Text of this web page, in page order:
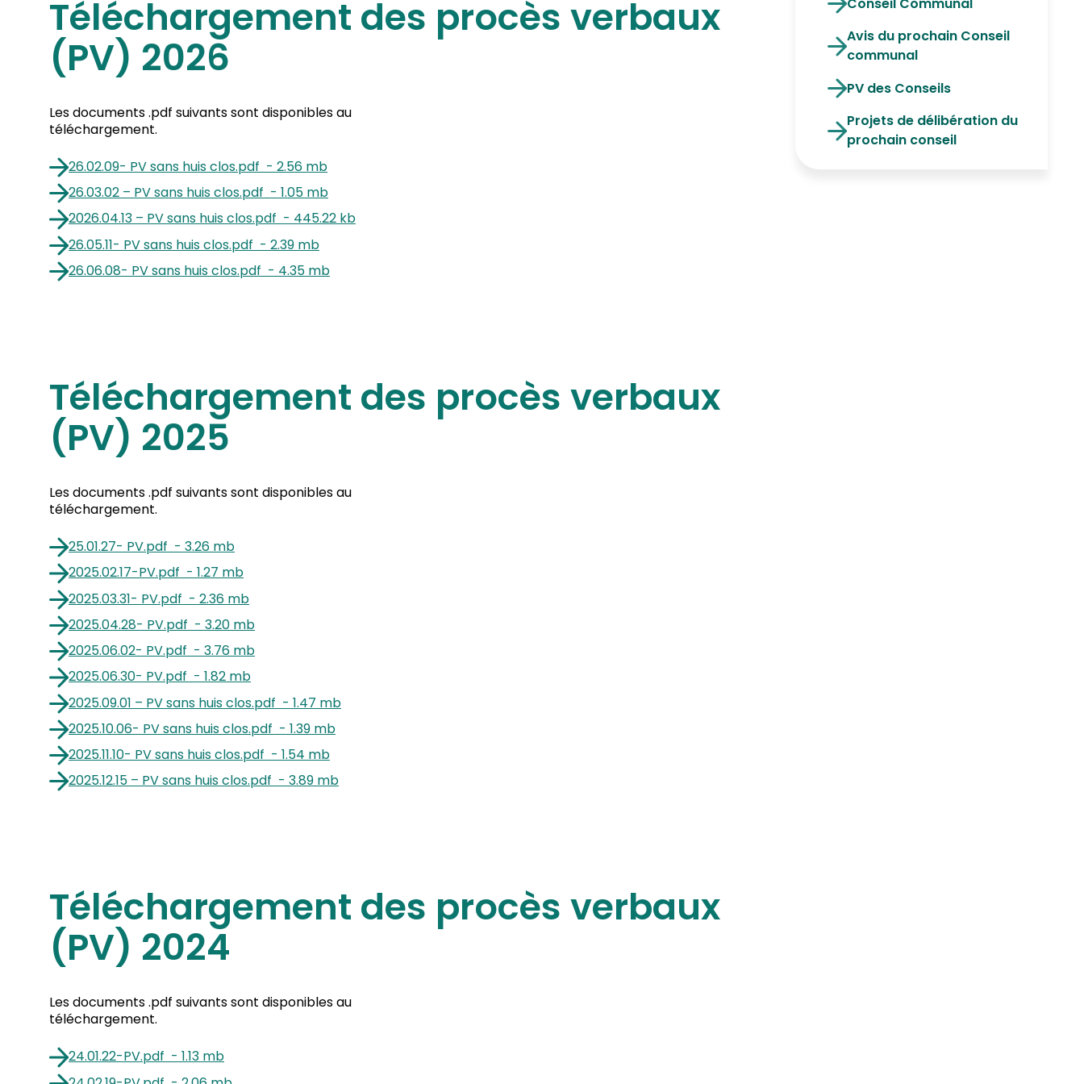
Téléchargement des procès verbaux
(PV) 2026
Les documents .pdf suivants sont disponibles au
téléchargement.
26.02.09- PV sans huis clos.pdf - 2.56 mb
26.03.02 – PV sans huis clos.pdf - 1.05 mb
2026.04.13 – PV sans huis clos.pdf - 445.22 kb
26.05.11- PV sans huis clos.pdf - 2.39 mb
26.06.08- PV sans huis clos.pdf - 4.35 mb
Téléchargement des procès verbaux
(PV) 2025
Les documents .pdf suivants sont disponibles au
téléchargement.
25.01.27- PV.pdf - 3.26 mb
2025.02.17-PV.pdf - 1.27 mb
2025.03.31- PV.pdf - 2.36 mb
2025.04.28- PV.pdf - 3.20 mb
2025.06.02- PV.pdf - 3.76 mb
2025.06.30- PV.pdf - 1.82 mb
2025.09.01 – PV sans huis clos.pdf - 1.47 mb
2025.10.06- PV sans huis clos.pdf - 1.39 mb
2025.11.10- PV sans huis clos.pdf - 1.54 mb
2025.12.15 – PV sans huis clos.pdf - 3.89 mb
Téléchargement des procès verbaux
(PV) 2024
Les documents .pdf suivants sont disponibles au
téléchargement.
24.01.22-PV.pdf - 1.13 mb
Avis du prochain Conseil
communal
PV des Conseils
Projets de délibération du
prochain conseil